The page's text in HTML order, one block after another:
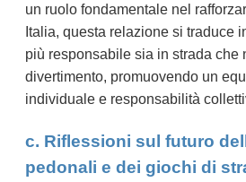
un ruolo fondamentale nel
Italia, questa relazione si traduce
più responsabile sia in strada che
divertimento, promuovendo un
individuale e responsabilità
c. Riflessioni sul futuro
pedonali e dei giochi di